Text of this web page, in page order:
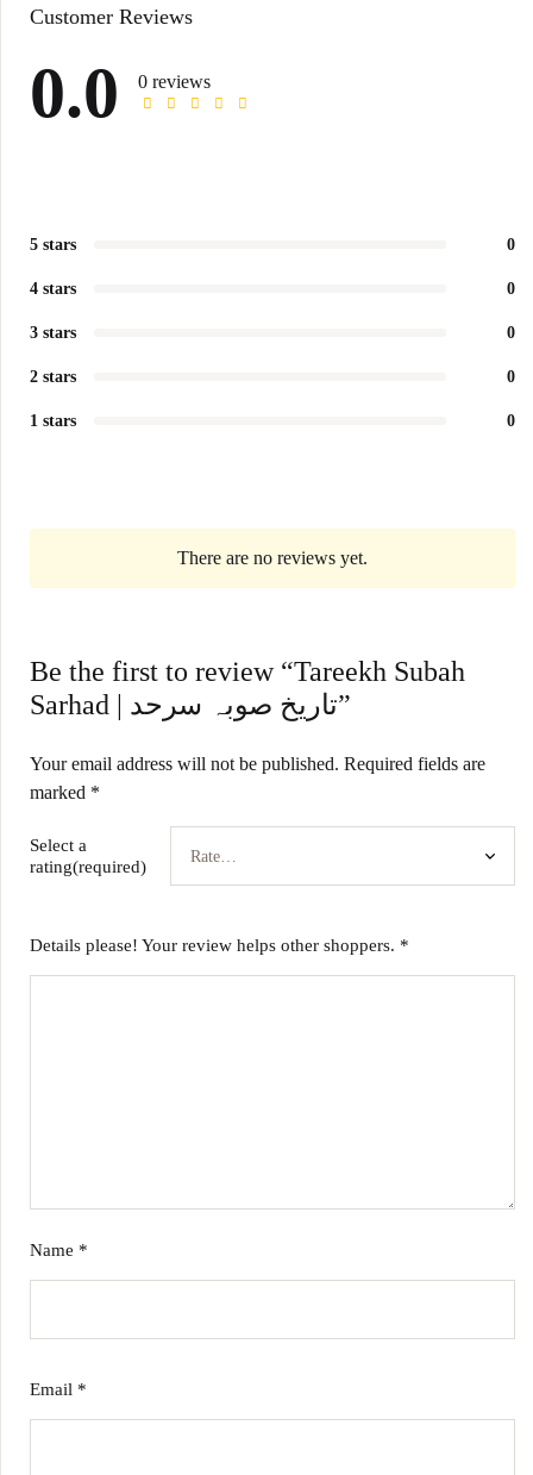
Customer Reviews
0.0 0 reviews
5 stars 0
4 stars 0
3 stars 0
2 stars 0
1 stars 0
There are no reviews yet.
Be the first to review “Tareekh Subah
Sarhad | تاریخ صوبہ سرحد”
Your email address will not be published. Required fields are
marked *
Select a
rating(required)
Details please! Your review helps other shoppers. *
Name *
Email *